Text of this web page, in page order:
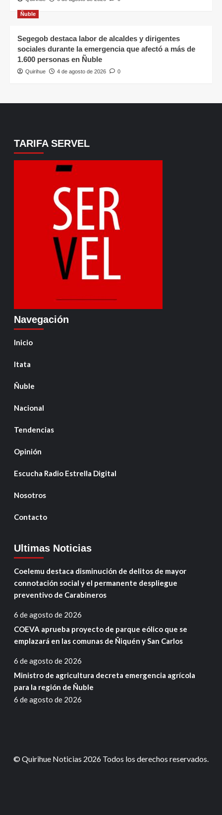
Ñuble
Segegob destaca labor de alcaldes y dirigentes
sociales durante la emergencia que afectó a más de
1.600 personas en Ñuble
Quirihue 4 de agosto de 2026 0
TARIFA SERVEL
Navegación
Inicio
Itata
Ñuble
Nacional
Tendencias
Opinión
Escucha Radio Estrella Digital
Nosotros
Contacto
Ultimas Noticias
Coelemu destaca disminución de delitos de mayor
connotación social y el permanente despliegue
preventivo de Carabineros
6 de agosto de 2026
COEVA aprueba proyecto de parque eólico que se
emplazará en las comunas de Ñiquén y San Carlos
6 de agosto de 2026
Ministro de agricultura decreta emergencia agrícola
para la región de Ñuble
6 de agosto de 2026